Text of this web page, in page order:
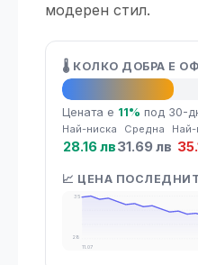
модерен стил.
🌡️ КОЛКО ДОБРА Е
👍 Добра оферта
Цената е 11% под 30-
Най-ниска
28.16 лв
Средна
31.69 лв
Най-
📈 ЦЕНА
35
28
11.07